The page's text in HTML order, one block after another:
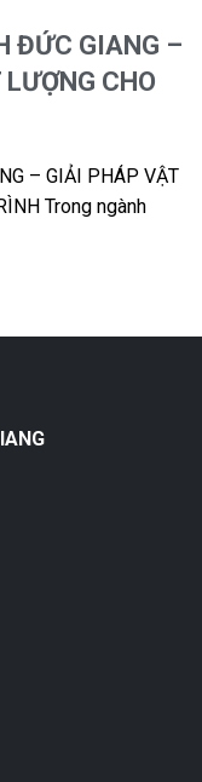
ĐỨC GIANG –
CHO
– GIẢI PHÁP VẬT
Trong ngành